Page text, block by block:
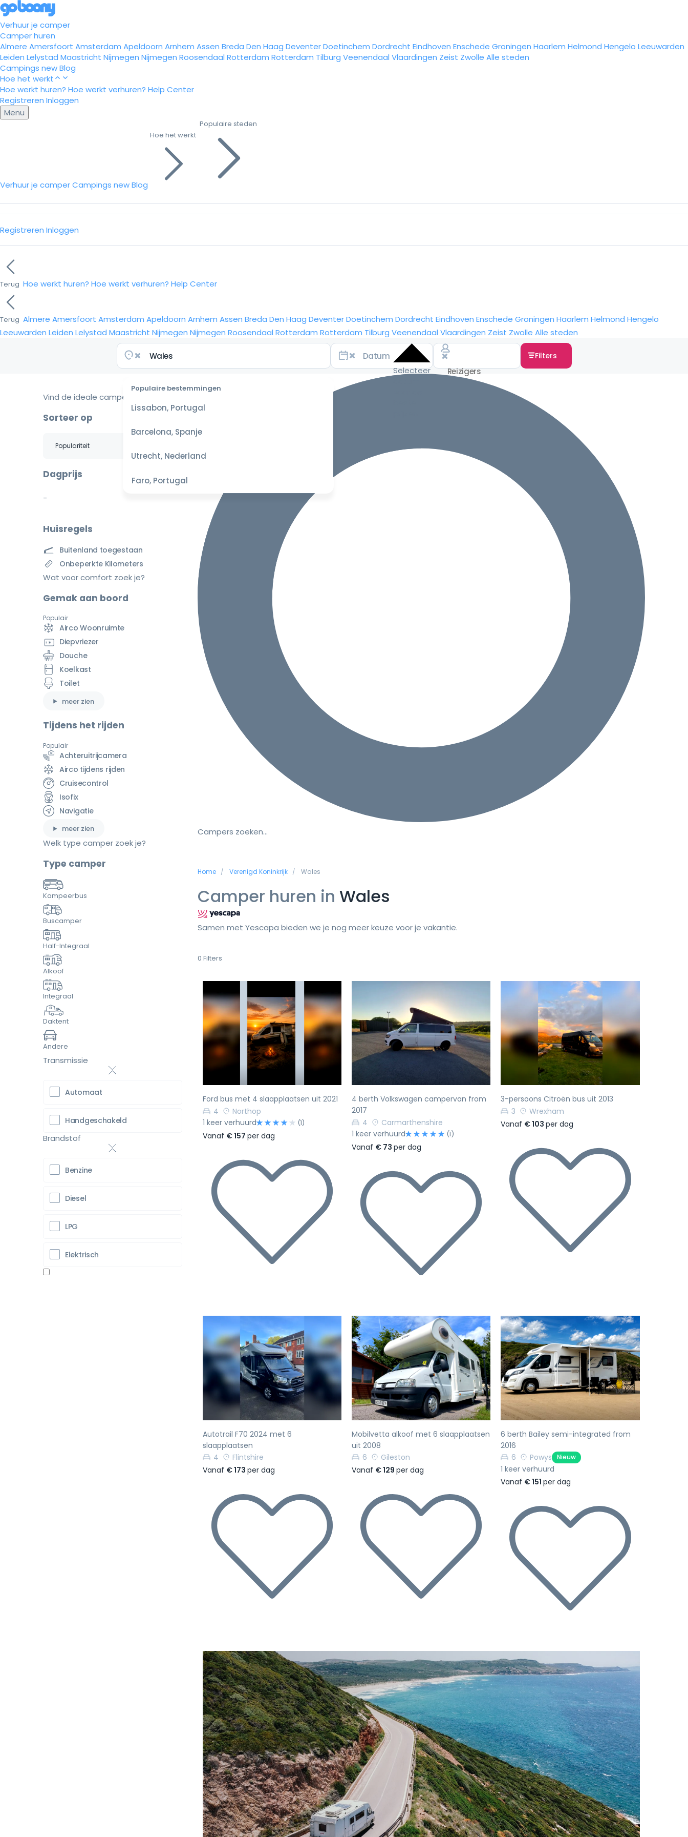
Verhuur je camper
Camper huren
Almere Amersfoort Amsterdam Apeldoorn Arnhem Assen Breda Den Haag DeventerDoetinchem Dordrecht Eindhoven Enschede Groningen Haarlem Helmond Hengelo Leeuwarden
Leiden Lelystad Maastricht Nijmegen Nijmegen Roosendaal Rotterdam Rotterdam Tilburg Veenendaal Vlaardingen Zeist Zwolle Alle steden
Campings newBlog
Hoe het werkt
Hoe werkt huren? Hoe werkt verhuren? Help Center
Registreren Inloggen
Menu
Verhuur je camperCampings newBlog
Hoe het werkt
Populaire steden
Registreren Inloggen
Terug Hoe werkt huren? Hoe werkt verhuren? Help Center
Terug Almere Amersfoort Amsterdam Apeldoorn Arnhem Assen Breda Den Haag DeventerDoetinchem Dordrecht Eindhoven Enschede Groningen Haarlem Helmond Hengelo
Leeuwarden Leiden Lelystad Maastricht Nijmegen Nijmegen Roosendaal Rotterdam Rotterdam Tilburg Veenendaal Vlaardingen Zeist Zwolle Alle steden
Populaire bestemmingen
Lissabon, Portugal
Barcelona, Spanje
Utrecht, Nederland
Faro, Portugal
Selecteer
Filters
Campers zoeken…
Home Verenigd Koninkrijk Wales
Camper huren in Wales
Samen met Yescapa bieden we je nog meer keuze voor je vakantie.
0 Filters
Vorige Volgende
Ford bus met 4 slaapplaatsen uit 2021
4
Northop
1 keer verhuurd
(1)
Vanaf € 157 per dag
Vorige Volgende
4 berth Volkswagen campervan from
2017
4
Carmarthenshire
1 keer verhuurd
(1)
Vanaf € 73 per dag
Vorige Volgende
3-persoons Citroën bus uit 2013
3
Wrexham
Vanaf € 103per dag
Vorige Volgende
Autotrail F70 2024 met 6
slaapplaatsen
4
Flintshire
Vanaf € 173 per dag
Vorige Volgende
Mobilvetta alkoof met 6 slaapplaatsen
uit 2008
6
Gileston
Vanaf € 129 per dag
Vorige Volgende
6 berth Bailey semi-integrated from
2016
6
Powys Nieuw
1 keer verhuurd
Vanaf € 151per dag
Vind de ideale camper voor je reis
Sorteer op
Dagprijs
-
Huisregels
Buitenland toegestaan
Onbeperkte Kilometers
Wat voor comfort zoek je?
Gemak aan boord
Populair
Airco Woonruimte
Diepvriezer
Douche
Koelkast
Toilet
meer zien
Tijdens het rijden
Populair
Achteruitrijcamera
Airco tijdens rijden
Cruisecontrol
Isofix
Navigatie
meer zien
Welk type camper zoek je?
Type camper
Kampeerbus
Buscamper
Half-Integraal
Alkoof
Integraal
Daktent
Andere
Transmissie
Automaat
Handgeschakeld
Brandstof
Benzine
Diesel
LPG
Elektrisch